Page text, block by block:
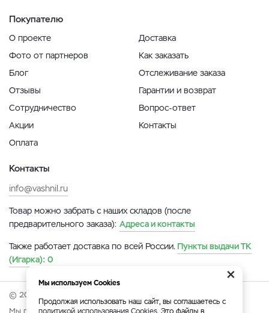
Покупателю
О проекте
Фото от партнеров
Блог
Отзывы
Сотрудничество
Акции
Оплата
Доставка
Как заказать
Отслеживание заказа
Гарантии и возврат
Вопрос-ответ
Контакты
Контакты
info@vashnil.ru
Товар можно забрать с наших складов (после
предварительного заказа): Адреса и контакты
Также работает доставка по всей России. Пункты выдачи ТК
(Игарка): 0
© 2026 Онлайн-ярмарка ВАСХНиЛ.
Мы принимаем:
×
Мы используем Cookies
Продолжая использовать наш сайт, вы соглашаетесь с